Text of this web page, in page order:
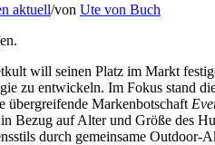
aktuell/von Ute von Buch
will seinen Platz im Markt
zu entwickeln. Im Fokus stand
übergreifende Markenbotschaft
Bezug auf Alter und Größe des
durch gemeinsame Outdoor-